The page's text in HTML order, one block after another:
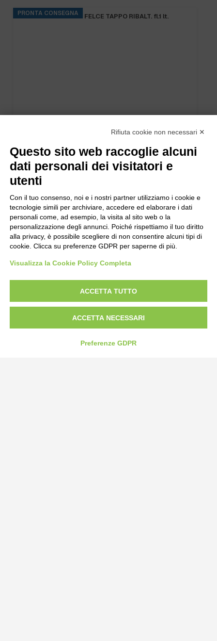
PRONTA CONSEGNA
B.FRESH SHAMPOO FELCE TAPPO RIBALT. fl.1 lt.
Rifiuta cookie non necessari ✕
Questo sito web raccoglie alcuni
dati personali dei visitatori e
utenti
Con il tuo consenso, noi e i nostri partner utilizziamo i cookie e
tecnologie simili per archiviare, accedere ed elaborare i dati
personali come, ad esempio, la visita al sito web o la
personalizzazione degli annunci. Poiché rispettiamo il tuo diritto
alla privacy, è possibile scegliere di non consentire alcuni tipi di
cookie. Clicca su preferenze GDPR per saperne di più.
Visualizza la Cookie Policy Completa
ACCETTA TUTTO
ACCETTA NECESSARI
Preferenze GDPR